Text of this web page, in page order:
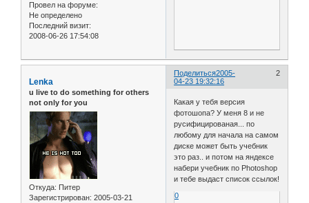
Провел на форуме:
Не определено
Последний визит:
2008-06-26 17:54:08
Поделиться 2
2005-
04-23 19:32:16
Lenka
u live to do something for others
not only for you
Откуда: Питер
Зарегистрирован: 2005-03-21
Какая у тебя версия
фотошопа? У меня 8 и не
русифицированая... по
любому для начала на самом
диске может быть учебник
это раз.. и потом на яндексе
набери учебник по Photoshop
и тебе выдаст список ссылок!
0